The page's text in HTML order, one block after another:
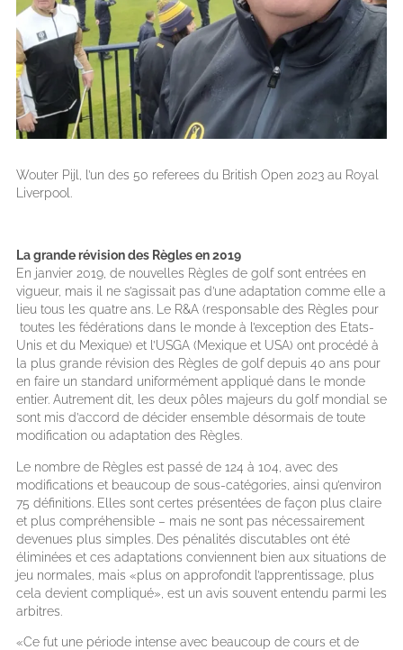
Wouter Pijl, l’un des 50 referees du British Open 2023 au Royal
Liverpool.
La grande révision des Règles en 2019
En janvier 2019, de nouvelles Règles de golf sont entrées en
vigueur, mais il ne s’agissait pas d’une adaptation comme elle a
lieu tous les quatre ans. Le R&A (responsable des Règles pour
toutes les fédérations dans le monde à l’exception des Etats-
Unis et du Mexique) et l’USGA (Mexique et USA) ont procédé à
la plus grande révision des Règles de golf depuis 40 ans pour
en faire un standard uniformément appliqué dans le monde
entier. Autrement dit, les deux pôles majeurs du golf mondial se
sont mis d’accord de décider ensemble désormais de toute
modification ou adaptation des Règles.
Le nombre de Règles est passé de 124 à 104, avec des
modifications et beaucoup de sous-catégories, ainsi qu’environ
75 définitions. Elles sont certes présentées de façon plus claire
et plus compréhensible – mais ne sont pas nécessairement
devenues plus simples. Des pénalités discutables ont été
éliminées et ces adaptations conviennent bien aux situations de
jeu normales, mais «plus on approfondit l’apprentissage, plus
cela devient compliqué», est un avis souvent entendu parmi les
arbitres.
«Ce fut une période intense avec beaucoup de cours et de